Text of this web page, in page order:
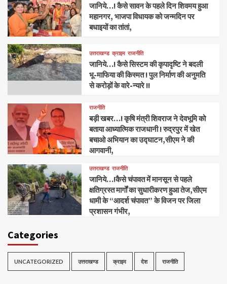
जानिये…! कैसे सावन के पहले दिन शिवमय हुआ
महानगर, भाजपा विधायक को जन्मदिन पर
बधाइयों का तांतां,
उत्तराखण्ड क्राइम राजनीति
जानिये…! कैसे सिस्टम की कृपादृष्टि ने बदली
भू-माफिया की किस्मत ! पुल निर्माण की अनुमति
से करोड़ों के वारे-न्यारे !!
राजनीति
बड़ी खबर…! कृषि मंत्री शिवराज ने देवभूमि को
बताया आध्यात्मिक राजधानी ! रुद्रपुर में खेत
बचाओ अभियान का उद्घाटन,सीएम ने की
आगवानी,
उत्तराखण्ड राजनीति
जानिये…!कैसे चंपावत में मानसून से पहले
क्षतिग्रस्त मार्गों का सुधारीकरण हुआ तेज,सीएम
धामी के “आदर्श चंपावत” के विजन पर जिला
प्रशासन गंभीर,
Categories
UNCATEGORIZED उत्तराखण्ड क्राइम देश राजनीति